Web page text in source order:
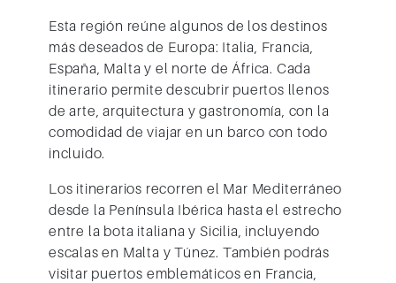
Esta región reúne algunos de los destinos
más deseados de Europa: Italia, Francia,
España, Malta y el norte de África. Cada
itinerario permite descubrir puertos llenos
de arte, arquitectura y gastronomía, con la
comodidad de viajar en un barco con todo
incluido.
Los itinerarios recorren el Mar Mediterráneo
desde la Península Ibérica hasta el estrecho
entre la bota italiana y Sicilia, incluyendo
escalas en Malta y Túnez. También podrás
visitar puertos emblemáticos en Francia,